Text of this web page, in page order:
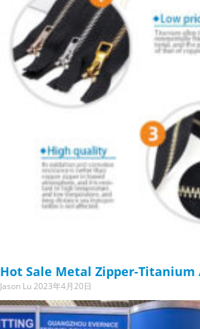
Hot Sale Metal Zipper-Titanium
Jason Lu2023年4月20日